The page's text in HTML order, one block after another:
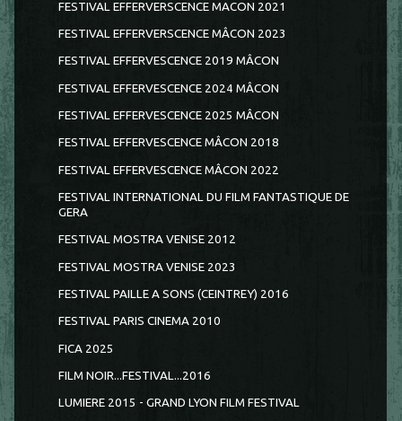
FESTIVAL EFFERVERSCENCE MACON 2021
FESTIVAL EFFERVERSCENCE MÂCON 2023
FESTIVAL EFFERVESCENCE 2019 MÂCON
FESTIVAL EFFERVESCENCE 2024 MÂCON
FESTIVAL EFFERVESCENCE 2025 MÂCON
FESTIVAL EFFERVESCENCE MÂCON 2018
FESTIVAL EFFERVESCENCE MÂCON 2022
FESTIVAL INTERNATIONAL DU FILM FANTASTIQUE DE
GERA
FESTIVAL MOSTRA VENISE 2012
FESTIVAL MOSTRA VENISE 2023
FESTIVAL PAILLE A SONS (CEINTREY) 2016
FESTIVAL PARIS CINEMA 2010
FICA 2025
FILM NOIR...FESTIVAL...2016
LUMIERE 2015 - GRAND LYON FILM FESTIVAL